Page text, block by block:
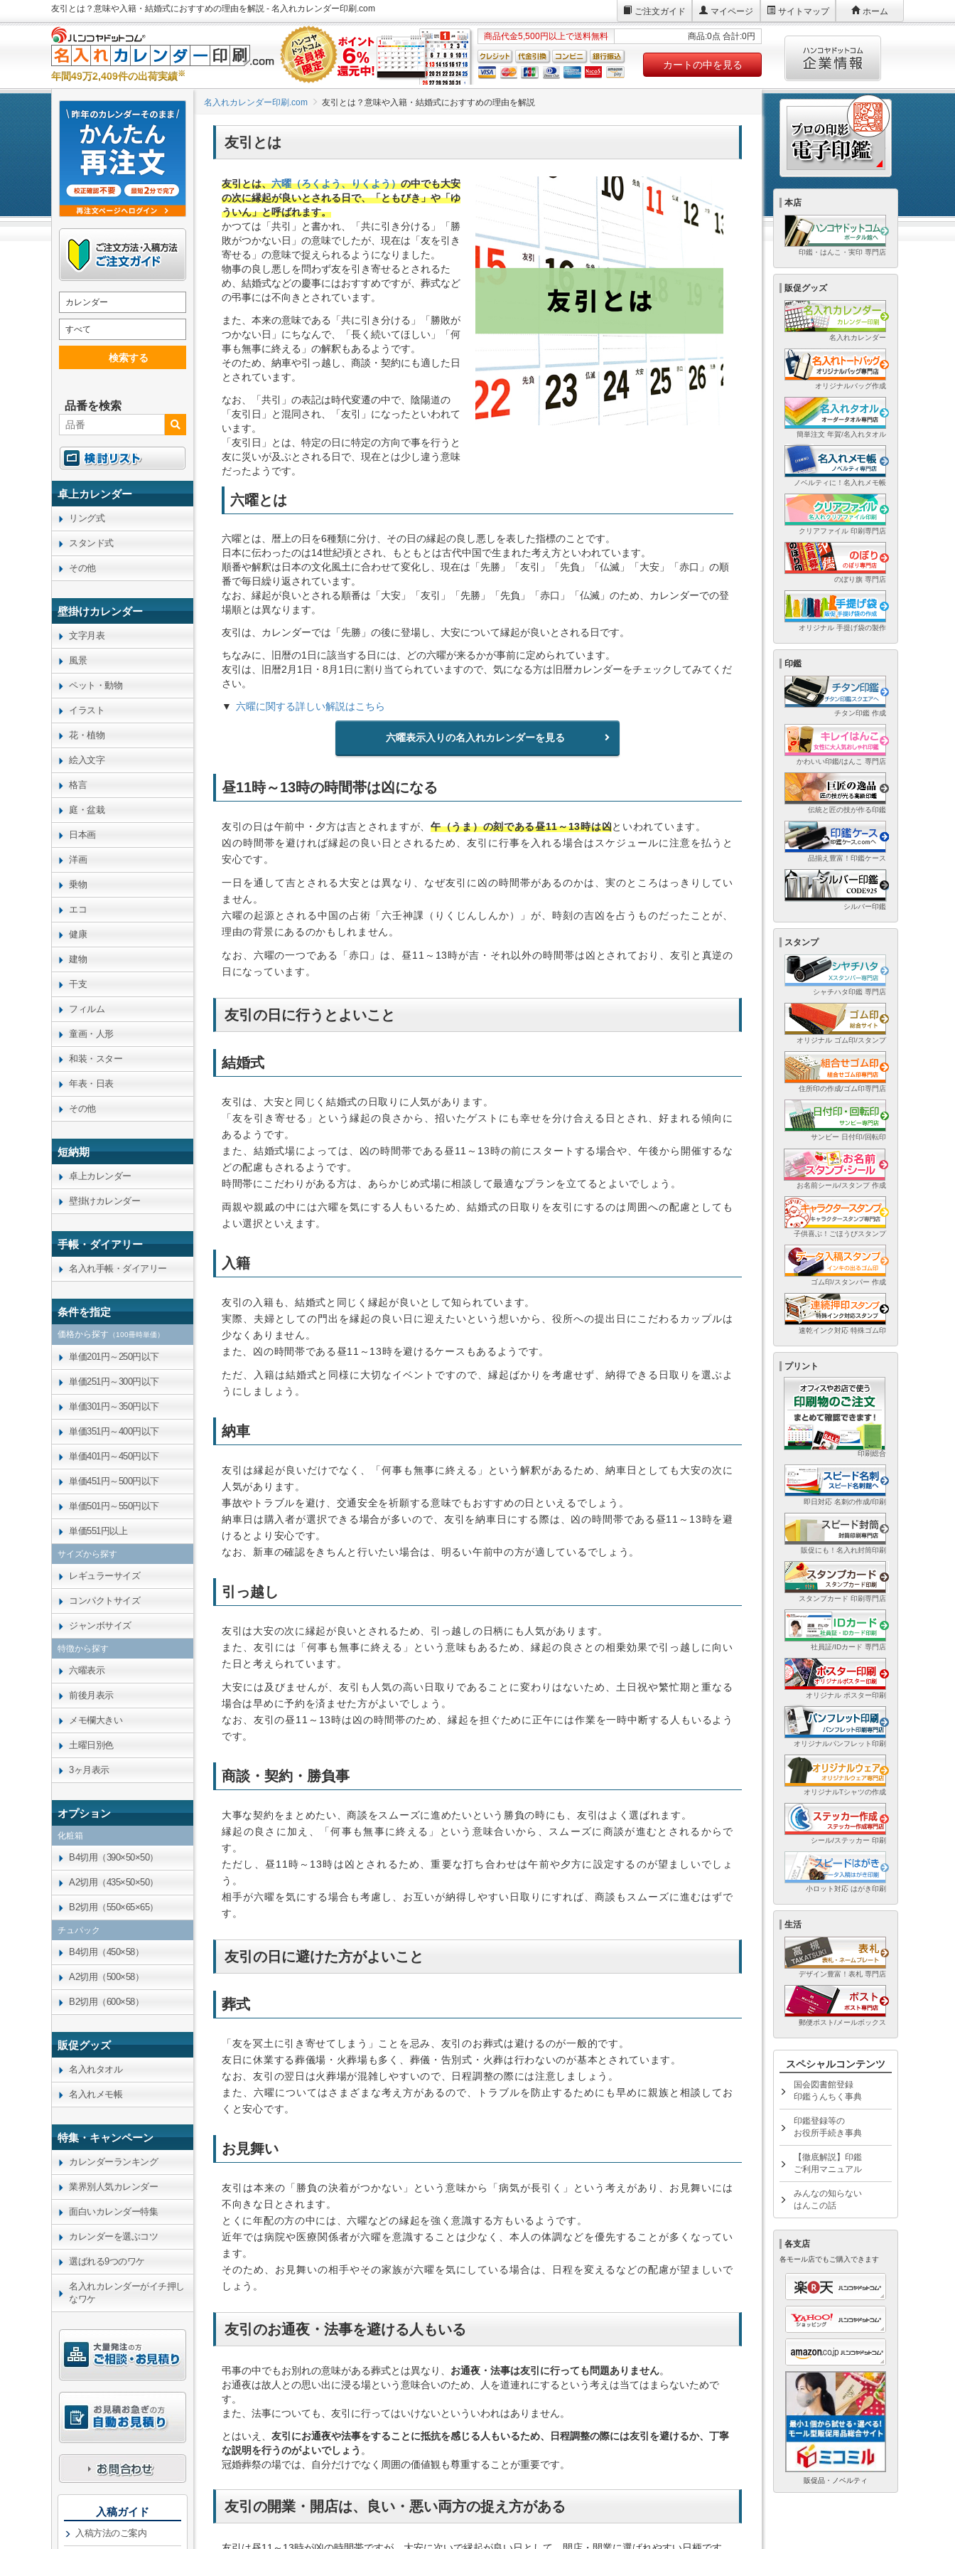
友引とは？意味や入籍・結婚式におすすめの理由を解説 - 名入れカレンダー印刷.com ご注文ガイド マイページ サイトマップ ホーム
年間49万2,409件の出荷実績※
商品代金5,500円以上で送料無料 商品:0点 合計:0円
カートの中を見る
名入れカレンダー印刷.com 友引とは？意味や入籍・結婚式におすすめの理由を解説
友引とは
友引とは、六曜（ろくよう、りくよう）の中でも大安
の次に縁起が良いとされる日で、「ともびき」や「ゆ
ういん」と呼ばれます。
かつては「共引」と書かれ、「共に引き分ける」「勝
敗がつかない日」の意味でしたが、現在は「友を引き
寄せる」の意味で捉えられるようになりました。
物事の良し悪しを問わず友を引き寄せるとされるた
め、結婚式などの慶事にはおすすめですが、葬式など
の弔事には不向きとされています。
また、本来の意味である「共に引き分ける」「勝敗が
つかない日」にちなんで、「長く続いてほしい」「何
事も無事に終える」の解釈もあるようです。
そのため、納車や引っ越し、商談・契約にも適した日
とされています。
なお、「共引」の表記は時代変遷の中で、陰陽道の
「友引日」と混同され、「友引」になったといわれて
います。
「友引日」とは、特定の日に特定の方向で事を行うと
友に災いが及ぶとされる日で、現在とは少し違う意味
だったようです。
六曜とは
六曜とは、暦上の日を6種類に分け、その日の縁起の良し悪しを表した指標のことです。
日本に伝わったのは14世紀頃とされ、もともとは古代中国で生まれた考え方といわれています。
順番や解釈は日本の文化風土に合わせて変化し、現在は「先勝」「友引」「先負」「仏滅」「大安」「赤口」の順
番で毎日繰り返されています。
なお、縁起が良いとされる順番は「大安」「友引」「先勝」「先負」「赤口」「仏滅」のため、カレンダーでの登
場順とは異なります。
友引は、カレンダーでは「先勝」の後に登場し、大安について縁起が良いとされる日です。
ちなみに、旧暦の1日に該当する日には、どの六曜が来るかが事前に定められています。
友引は、旧暦2月1日・8月1日に割り当てられていますので、気になる方は旧暦カレンダーをチェックしてみてくだ
さい。
六曜に関する詳しい解説はこちら
六曜表示入りの名入れカレンダーを見る
昼11時～13時の時間帯は凶になる
友引の日は午前中・夕方は吉とされますが、 午（うま）の刻である昼11～13時は凶といわれています。
凶の時間帯を避ければ縁起の良い日とされるため、友引に行事を入れる場合はスケジュールに注意を払うと
安心です。
一日を通して吉とされる大安とは異なり、なぜ友引に凶の時間帯があるのかは、実のところはっきりしてい
ません。
六曜の起源とされる中国の占術「六壬神課（りくじんしんか）」が、時刻の吉凶を占うものだったことが、
理由の背景にあるのかもしれません。
なお、六曜の一つである「赤口」は、昼11～13時が吉・それ以外の時間帯は凶とされており、友引と真逆の
日になっています。
友引の日に行うとよいこと
結婚式
友引は、大安と同じく結婚式の日取りに人気があります。
「友を引き寄せる」という縁起の良さから、招いたゲストにも幸せを分け合える日とされ、好まれる傾向に
あるようです。
また、結婚式場によっては、凶の時間帯である昼11～13時の前にスタートする場合や、午後から開催するな
どの配慮もされるようです。
時間帯にこだわりがある方は、あらかじめ式場に相談して最適なプランを立てるとよいでしょう。
両親や親戚の中には六曜を気にする人もいるため、結婚式の日取りを友引にするのは周囲への配慮としても
よい選択といえます。
入籍
友引の入籍も、結婚式と同じく縁起が良いとして知られています。
実際、夫婦としての門出を縁起の良い日に迎えたいという想いから、役所への提出日にこだわるカップルは
少なくありません。
また、凶の時間帯である昼11～13時を避けるケースもあるようです。
ただ、入籍は結婚式と同様に大切なイベントですので、縁起ばかりを考慮せず、納得できる日取りを選ぶよ
うにしましょう。
納車
友引は縁起が良いだけでなく、「何事も無事に終える」という解釈があるため、納車日としても大安の次に
人気があります。
事故やトラブルを避け、交通安全を祈願する意味でもおすすめの日といえるでしょう。
納車日は購入者が選択できる場合が多いので、友引を納車日にする際は、凶の時間帯である昼11～13時を避
けるとより安心です。
なお、新車の確認をきちんと行いたい場合は、明るい午前中の方が適しているでしょう。
引っ越し
友引は大安の次に縁起が良いとされるため、引っ越しの日柄にも人気があります。
また、友引には「何事も無事に終える」という意味もあるため、縁起の良さとの相乗効果で引っ越しに向い
た日と考えられています。
大安には及びませんが、友引も人気の高い日取りであることに変わりはないため、土日祝や繁忙期と重なる
場合は早めに予約を済ませた方がよいでしょう。
なお、友引の昼11～13時は凶の時間帯のため、縁起を担ぐために正午には作業を一時中断する人もいるよう
です。
商談・契約・勝負事
大事な契約をまとめたい、商談をスムーズに進めたいという勝負の時にも、友引はよく選ばれます。
縁起の良さに加え、「何事も無事に終える」という意味合いから、スムーズに商談が進むとされるからで
す。
ただし、昼11時～13時は凶とされるため、重要な打ち合わせは午前や夕方に設定するのが望ましいでしょ
う。
相手が六曜を気にする場合も考慮し、お互いが納得しやすい日取りにすれば、商談もスムーズに進むはずで
す。
友引の日に避けた方がよいこと
葬式
「友を冥土に引き寄せてしまう」ことを忌み、友引のお葬式は避けるのが一般的です。
友日に休業する葬儀場・火葬場も多く、葬儀・告別式・火葬は行わないのが基本とされています。
なお、友引の翌日は火葬場が混雑しやすいので、日程調整の際には注意しましょう。
また、六曜についてはさまざまな考え方があるので、トラブルを防止するためにも早めに親族と相談してお
くと安心です。
お見舞い
友引は本来の「勝負の決着がつかない」という意味から「病気が長引く」という考えがあり、お見舞いには
不向きな日とされます。
とくに年配の方の中には、六曜などの縁起を強く意識する方もいるようです。
近年では病院や医療関係者が六曜を意識することは少なく、本人の体調などを優先することが多くなってい
ます。
そのため、お見舞いの相手やその家族が六曜を気にしている場合は、日程を変えるなどの配慮が望ましいで
しょう。
友引のお通夜・法事を避ける人もいる
弔事の中でもお別れの意味がある葬式とは異なり、 お通夜・法事は友引に行っても問題ありません。
お通夜は故人との思い出に浸る場という意味合いのため、人を道連れにするという考えは当てはまらないためで
す。
また、法事についても、友引に行ってはいけないといういわれはありません。
とはいえ、 友引にお通夜や法事をすることに抵抗を感じる人もいるため、日程調整の際には友引を避けるか、丁寧
な説明を行うのがよいでしょう 。
冠婚葬祭の場では、自分だけでなく周囲の価値観も尊重することが重要です。
友引の開業・開店は、良い・悪い両方の捉え方がある
カレンダー
すべて
検索する
品番を検索
卓上カレンダー
リング式
スタンド式
その他
壁掛けカレンダー
文字月表
風景
ペット・動物
イラスト
花・植物
絵入文字
格言
庭・盆栽
日本画
洋画
乗物
エコ
健康
建物
干支
フィルム
童画・人形
和装・スター
年表・日表
その他
短納期
卓上カレンダー
壁掛けカレンダー
手帳・ダイアリー
名入れ手帳・ダイアリー
条件を指定
価格から探す （100冊時単価）
単価201円～250円以下
単価251円～300円以下
単価301円～350円以下
単価351円～400円以下
単価401円～450円以下
単価451円～500円以下
単価501円～550円以下
単価551円以上
サイズから探す
レギュラーサイズ
コンパクトサイズ
ジャンボサイズ
特徴から探す
六曜表示
前後月表示
メモ欄大きい
土曜日別色
3ヶ月表示
オプション
化粧箱
B4切用（390×50×50）
A2切用（435×50×50）
B2切用（550×65×65）
チュパック
B4切用（450×58）
A2切用（500×58）
B2切用（600×58）
販促グッズ
名入れタオル
名入れメモ帳
特集・キャンペーン
カレンダーランキング
業界別人気カレンダー
面白いカレンダー特集
カレンダーを選ぶコツ
選ばれる9つのワケ
名入れカレンダーがイチ押し
なワケ
入稿ガイド
入稿方法のご案内
本店
印鑑・はんこ・実印 専門店
販促グッズ
名入れカレンダー
オリジナルバッグ作成
簡単注文 年賀/名入れタオル
ノベルティに！名入れメモ帳
クリアファイル 印刷専門店
のぼり旗 専門店
オリジナル 手提げ袋の製作
印鑑
チタン印鑑 作成
かわいい印鑑/はんこ 専門店
伝統と匠の技が作る印鑑
品揃え豊富！印鑑ケース
シルバー印鑑
スタンプ
シャチハタ印鑑 専門店
オリジナル ゴム印/スタンプ
住所印の作成/ゴム印専門店
サンビー 日付印/回転印
お名前シール/スタンプ 作成
子供喜ぶ！ごほうびスタンプ
ゴム印/スタンパー 作成
速乾インク対応 特殊ゴム印
プリント
印刷総合
即日対応 名刺の作成/印刷
販促にも！名入れ封筒印刷
スタンプカード 印刷専門店
社員証/IDカード 専門店
オリジナル ポスター印刷
オリジナルパンフレット印刷
オリジナルTシャツの作成
シール/ステッカー 印刷
小ロット対応 はがき印刷
生活
デザイン豊富！表札 専門店
郵便ポスト/メールボックス
スペシャルコンテンツ
国会図書館登録
印鑑うんちく事典
印鑑登録等の
お役所手続き事典
【徹底解説】印鑑
ご利用マニュアル
みんなの知らない
はんこの話
各支店
各モール店でもご購入できます
販促品・ノベルティ